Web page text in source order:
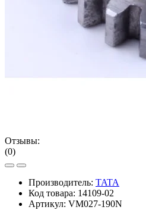
Отзывы:
(0)
Производитель: TATA
Код товара: 14109-02
Артикул: VM027-190N